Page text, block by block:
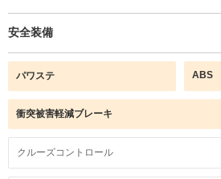
安全装備
パワステ ABS
衝突被害軽減ブレーキ
クルーズコントロール